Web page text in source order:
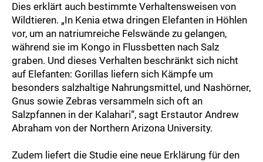
Dies erklärt auch bestimmte Verhaltensweisen von
Wildtieren. „In Kenia etwa dringen Elefanten in Höhlen
vor, um an natriumreiche Felswände zu gelangen,
während sie im Kongo in Flussbetten nach Salz
graben. Und dieses Verhalten beschränkt sich nicht
auf Elefanten: Gorillas liefern sich Kämpfe um
besonders salzhaltige Nahrungsmittel, und Nashörner,
Gnus sowie Zebras versammeln sich oft an
Salzpfannen in der Kalahari“, sagt Erstautor Andrew
Abraham von der Northern Arizona University.
Zudem liefert die Studie eine neue Erklärung für den